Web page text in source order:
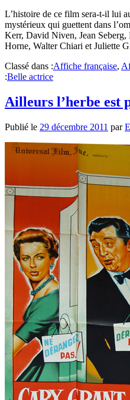
L’histoire de ce film sera-t-il lui
mystérieux qui guettent dans
Kerr, David Niven, Jean
Horne, Walter Chiari et Juliette
Classé dans :Affiche française,
:Belle actrice
Ailleurs l’herbe est
Publié le 29 décembre 2011 par